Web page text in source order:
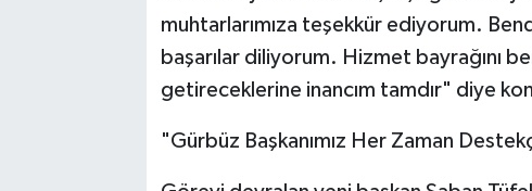
muhtarlarımıza teşekkür ediyorum.
başarılar diliyorum. Hizmet bayrağını
getireceklerine inancım tamdır" diye
"Gürbüz Başkanımız Her Zaman